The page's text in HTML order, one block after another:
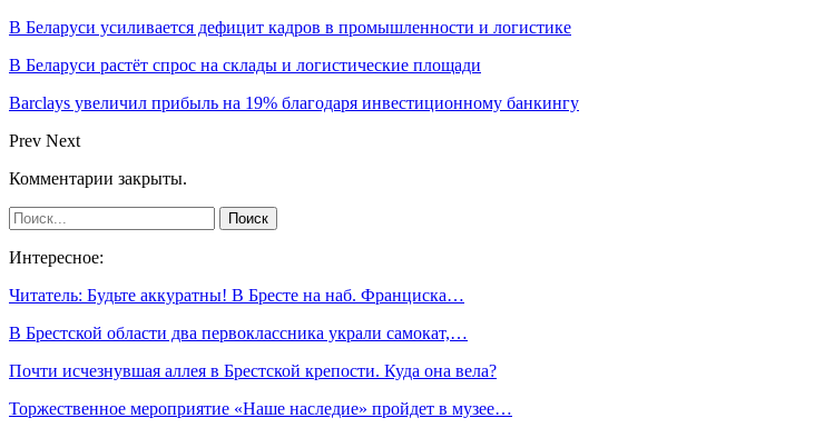
В Беларуси усиливается дефицит кадров в промышленности и логистике
В Беларуси растёт спрос на склады и логистические площади
Barclays увеличил прибыль на 19% благодаря инвестиционному банкингу
Prev Next
Комментарии закрыты.
Интересное:
Читатель: Будьте аккуратны! В Бресте на наб. Франциска…
В Брестской области два первоклассника украли самокат,…
Почти исчезнувшая аллея в Брестской крепости. Куда она вела?
Торжественное мероприятие «Наше наследие» пройдет в музее…